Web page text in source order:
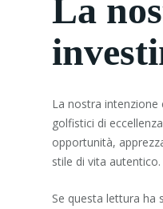
La
La nostra intenzione
golfistici di
opportunità,
stile di vita autentico.
Se questa lettura ha